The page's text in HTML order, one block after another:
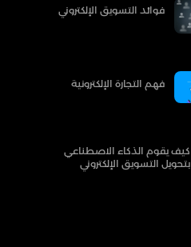
فوائد التسويق الإلكتروني
فهم التجارة الإلكترونية
كيف يقوم الذكاء الاصطناعي
بتحويل التسويق الإلكتروني